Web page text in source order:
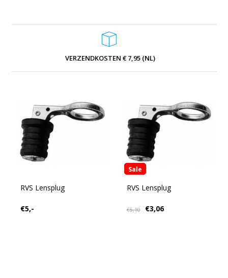
VERZENDKOSTEN € 7,95 (NL)
RVS Lensplug
€5,-
Sale
RVS Lensplug
€5,10 €3,06